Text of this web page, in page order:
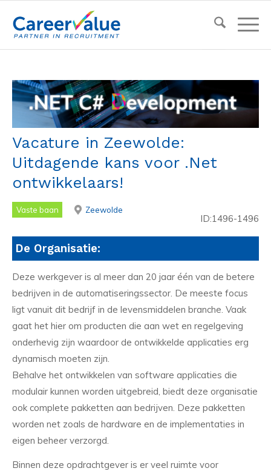
Vacature in Zeewolde:
Uitdagende kans voor .Net
ontwikkelaars!
Vaste baan Zeewolde
ID:1496-1496
De Organisatie:
Deze werkgever is al meer dan 20 jaar één van de betere
bedrijven in de automatiseringssector. De meeste focus
ligt vanuit dit bedrijf in de levensmiddelen branche. Vaak
gaat het hier om producten die aan wet en regelgeving
onderhevig zijn waardoor de ontwikkelde applicaties erg
dynamisch moeten zijn.
Behalve het ontwikkelen van software applicaties die
modulair kunnen worden uitgebreid, biedt deze organisatie
ook complete pakketten aan bedrijven. Deze pakketten
worden net zoals de hardware en de implementaties in
eigen beheer verzorgd.
Binnen deze opdrachtgever is er veel ruimte voor